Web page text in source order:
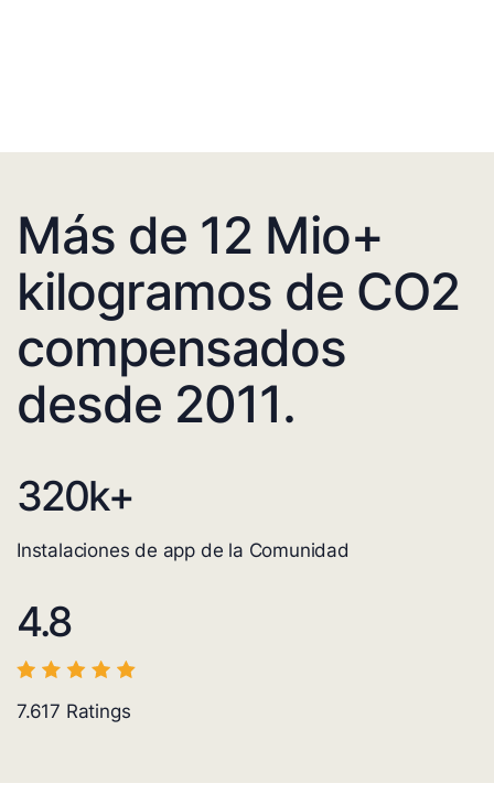
Más de 12 Mio+
kilogramos de CO2
compensados
desde 2011.
320k+
Instalaciones de app de la Comunidad
4.8
7.617 Ratings